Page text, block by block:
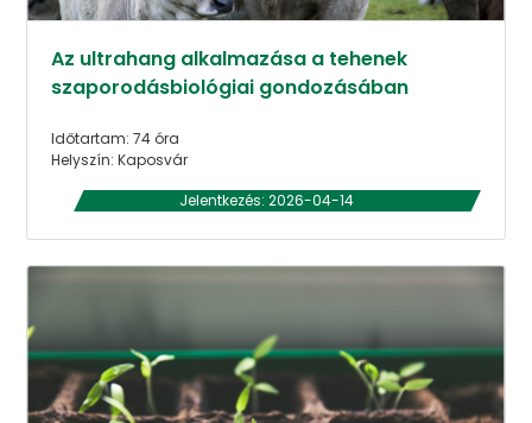
Az ultrahang alkalmazása a tehenek
szaporodásbiológiai gondozásában
Időtartam: 74 óra
Helyszín: Kaposvár
Jelentkezés: 2026-04-14